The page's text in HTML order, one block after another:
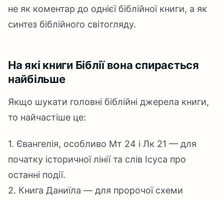
не як коментар до однієї біблійної книги, а як
синтез біблійного світогляду.
На які книги Біблії вона спирається
найбільше
Якщо шукати головні біблійні джерела книги,
то найчастіше це:
1. Євангелія, особливо Мт 24 і Лк 21 — для
початку історичної лінії та слів Ісуса про
останні події.
2. Книга Даниїла — для пророчої схеми